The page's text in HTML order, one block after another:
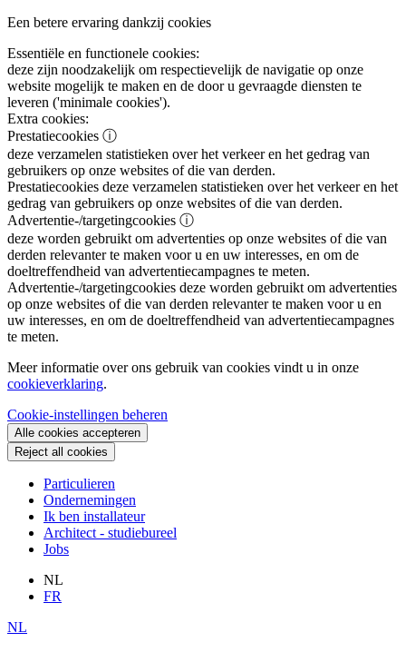
Een betere ervaring dankzij cookies
Essentiële en functionele cookies:
deze zijn noodzakelijk om respectievelijk de navigatie op onze
website mogelijk te maken en de door u gevraagde diensten te
leveren ('minimale cookies').
Extra cookies:
Prestatiecookies ⓘ
deze verzamelen statistieken over het verkeer en het gedrag van
gebruikers op onze websites of die van derden.
Prestatiecookies deze verzamelen statistieken over het verkeer en het
gedrag van gebruikers op onze websites of die van derden.
Advertentie-/targetingcookies ⓘ
deze worden gebruikt om advertenties op onze websites of die van
derden relevanter te maken voor u en uw interesses, en om de
doeltreffendheid van advertentiecampagnes te meten.
Advertentie-/targetingcookies deze worden gebruikt om advertenties
op onze websites of die van derden relevanter te maken voor u en
uw interesses, en om de doeltreffendheid van advertentiecampagnes
te meten.
Meer informatie over ons gebruik van cookies vindt u in onze
cookieverklaring.
Cookie-instellingen beheren
Alle cookies accepteren
Reject all cookies
Particulieren
Ondernemingen
Ik ben installateur
Architect - studiebureel
Jobs
NL
FR
NL